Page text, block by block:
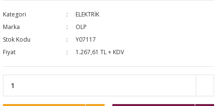
Kategori
ELEKTRİK
Marka
OLP
Stok Kodu
Y07117
Fiyat
1.267,61 TL + KDV